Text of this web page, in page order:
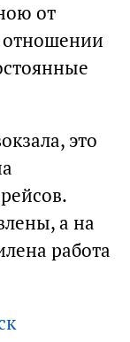
от
отношении
это
а на
работа